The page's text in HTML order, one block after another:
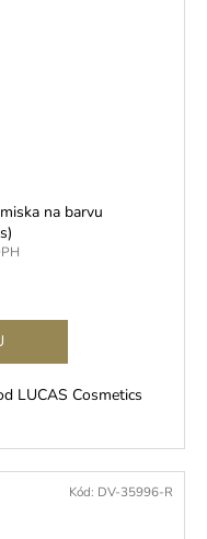
na barvu
LUCAS Cosmetics
Kód: DV-35996-R